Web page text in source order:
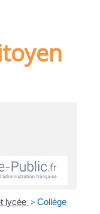
lycée > Collège